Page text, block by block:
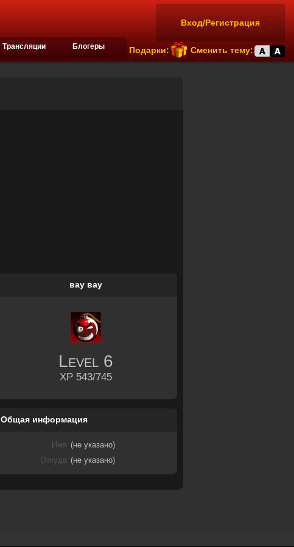
Вход/Регистрация
Подарки: Сменить тему:
Трансляции Блогеры
вау вау
Level 6
XP 543/745
Общая информация
Имя (не указано)
Откуда (не указано)